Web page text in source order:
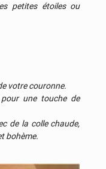
petites étoiles ou
votre couronne.
une touche de
de la colle chaude,
bohème.